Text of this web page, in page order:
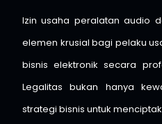
Izin usaha peralatan audio
elemen krusial bagi pelaku
bisnis elektronik secara
Legalitas bukan hanya
strategi bisnis untuk